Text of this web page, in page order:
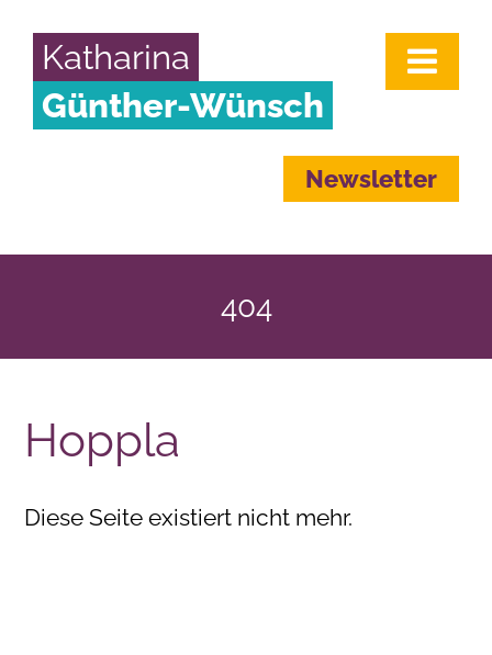
Katharina
Günther-Wünsch
Newsletter
404
Hoppla
Diese Seite existiert nicht mehr.